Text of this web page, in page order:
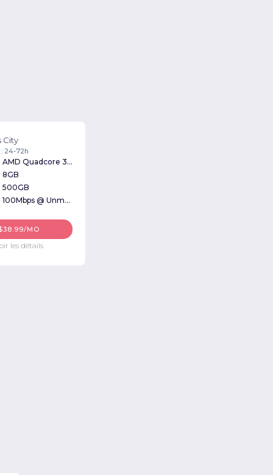
City
24-72h
AMD Quadcore 3Ghz
8GB
500GB
100Mbps @ Unmetered
MO
les détails